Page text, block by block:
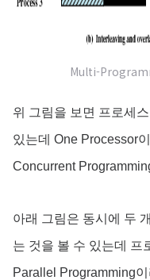
Multi-
위 그림을 보면 프로세
있는데 One Processor
Concurrent
아래 그림은 동시에 두
는 것을 볼 수 있는데 프
Parallel Programming